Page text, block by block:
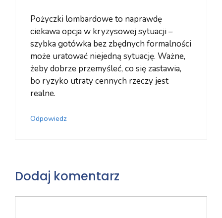
Pożyczki lombardowe to naprawdę
ciekawa opcja w kryzysowej sytuacji –
szybka gotówka bez zbędnych formalności
może uratować niejedną sytuację. Ważne,
żeby dobrze przemyśleć, co się zastawia,
bo ryzyko utraty cennych rzeczy jest
realne.
Odpowiedz
Dodaj komentarz